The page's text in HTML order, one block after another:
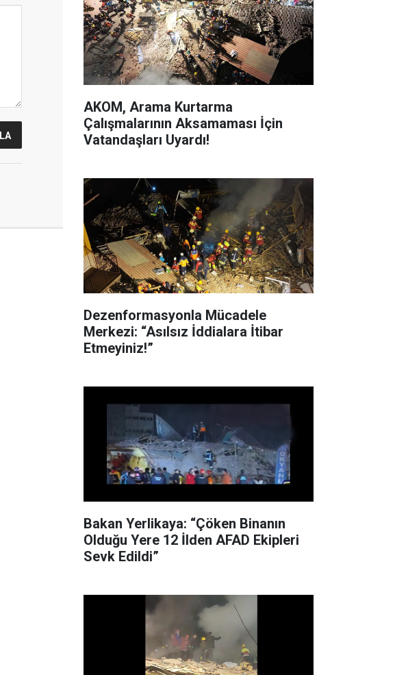
AKOM, Arama Kurtarma
Çalışmalarının Aksamaması İçin
Vatandaşları Uyardı!
Dezenformasyonla Mücadele
Merkezi: “Asılsız İddialara İtibar
Etmeyiniz!”
Bakan Yerlikaya: “Çöken Binanın
Olduğu Yere 12 İlden AFAD Ekipleri
Sevk Edildi”